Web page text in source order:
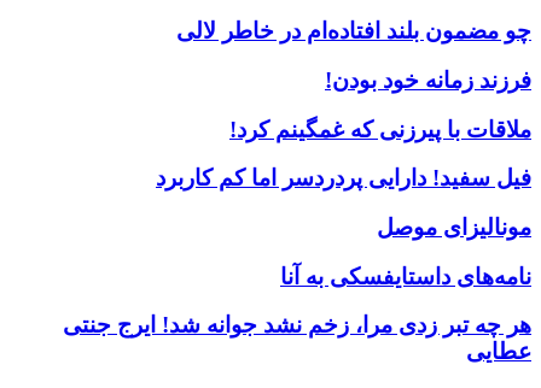
چو مضمون بلند افتاده‌ام در خاطر لالی
فرزند زمانه خود بودن!
ملاقات با پیرزنی که غمگینم کرد!
فیل سفید! دارایی پردردسر اما کم کاربرد
مونالیزای موصل
نامه‌های داستایفسکی به آنا
هر چه تبر زدی مرا، زخم نشد جوانه شد! ایرج جنتی
عطایی